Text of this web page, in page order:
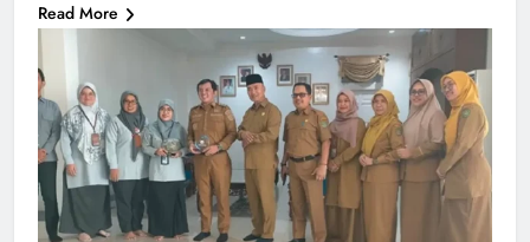
Read More